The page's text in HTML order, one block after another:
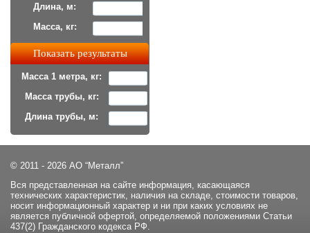
Длина, м:
Масса, кг:
Масса 1 метра, кг:
Масса трубы, кг:
Длина трубы, м:
© 2011 - 2026 АО “Металл”
Вся представленная на сайте информация, касающаяся
технических характеристик, наличия на складе, стоимости товаров,
носит информационный характер и ни при каких условиях не
является публичной офертой, определяемой положениями Статьи
437(2) Гражданского кодекса РФ.